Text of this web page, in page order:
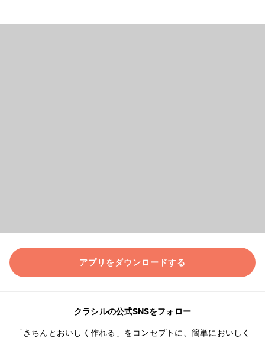
アプリをダウンロードする
クラシルの公式SNSをフォロー
「きちんとおいしく作れる」をコンセプトに、簡単においしく